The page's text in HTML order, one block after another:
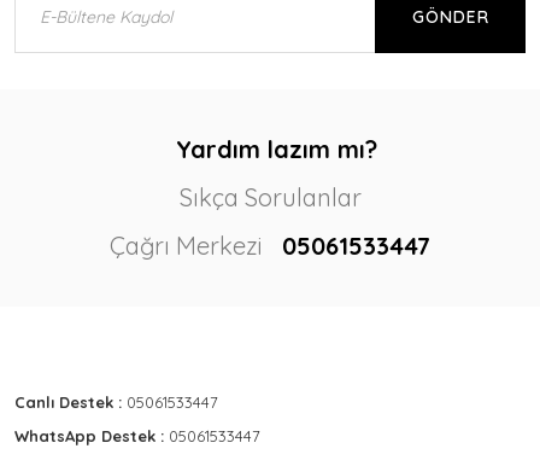
GÖNDER
Yardım lazım mı?
Sıkça Sorulanlar
Çağrı Merkezi
05061533447
Canlı Destek : 05061533447
WhatsApp Destek : 05061533447